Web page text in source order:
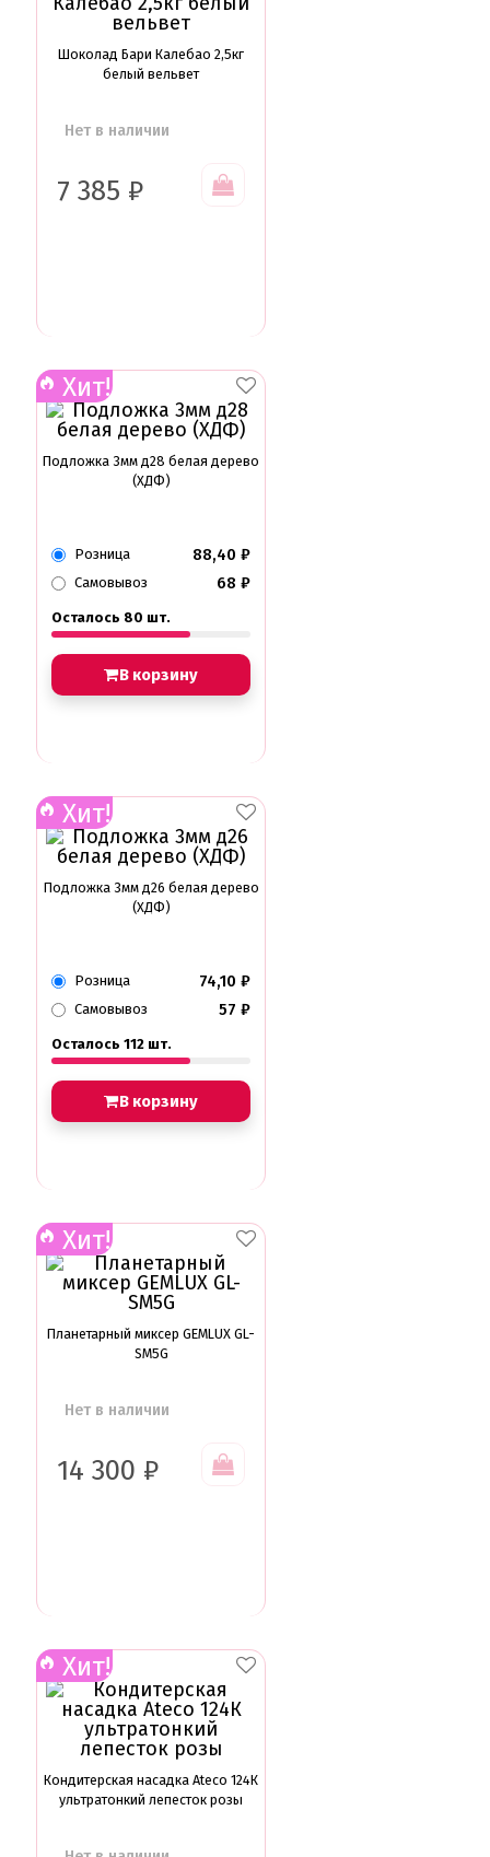
Шоколад Бари Калебао 2,5кг
белый вельвет
Нет в наличии
7 385 ₽
Хит!
Подложка 3мм д28 белая дерево
(ХДФ)
Розница 88,40 ₽
Самовывоз 68 ₽
Осталось 80 шт.
В корзину
Хит!
Подложка 3мм д26 белая дерево
(ХДФ)
Розница 74,10 ₽
Самовывоз 57 ₽
Осталось 112 шт.
В корзину
Хит!
Планетарный миксер GEMLUX GL-
SM5G
Нет в наличии
14 300 ₽
Хит!
Кондитерская насадка Ateco 124К
ультратонкий лепесток розы